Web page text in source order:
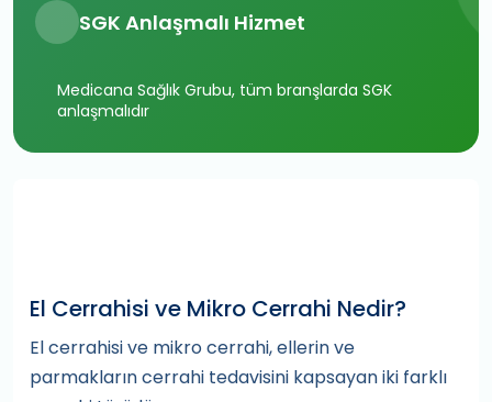
SGK Anlaşmalı Hizmet
Medicana Sağlık Grubu, tüm branşlarda SGK
anlaşmalıdır
El Cerrahisi ve Mikro Cerrahi Nedir?
El cerrahisi ve mikro cerrahi, ellerin ve
parmakların cerrahi tedavisini kapsayan iki farklı